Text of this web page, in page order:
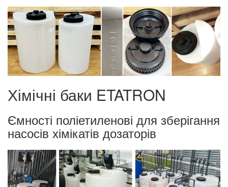
Хімічні баки ETATRON
Ємності поліетиленові для зберігання
насосів хімікатів дозаторів